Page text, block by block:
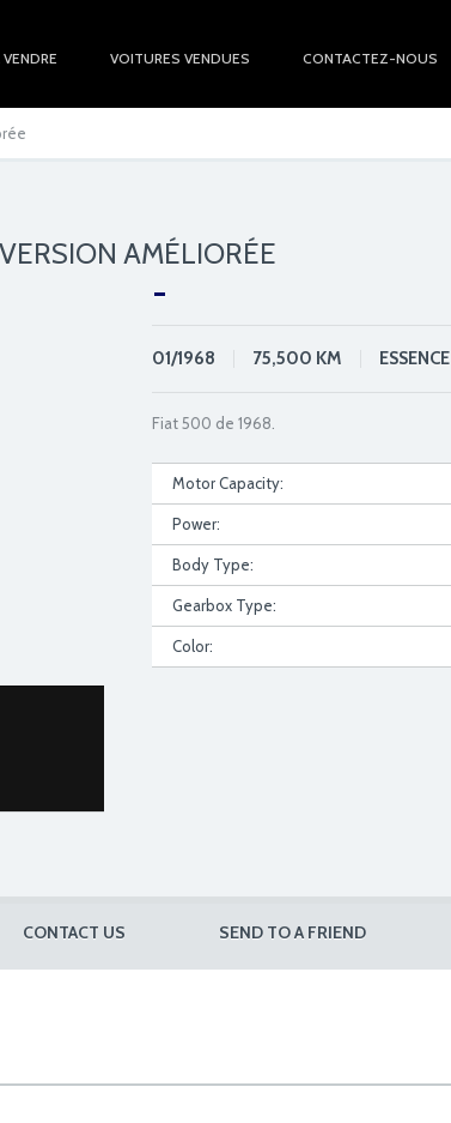
VOITURES VENDUES CONTACTEZ-NOUS
AMÉLIORÉE
-
01/1968 75,500 KM ESSENCE
Fiat 500 de 1968.
Motor Capacity:
Power:
Body Type:
Gearbox Type:
Color:
CONTACT US SEND TO A FRIEND